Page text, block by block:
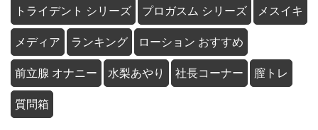
トライデント シリーズ プロガスム シリーズ メスイキ
メディア ランキング ローション おすすめ
前立腺 オナニー 水梨あやり 社長コーナー 膣トレ
質問箱